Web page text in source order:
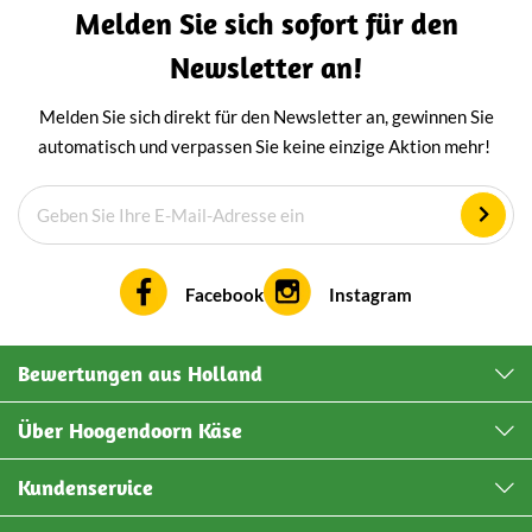
feinen Geschmack zu verleihen.
Melden Sie sich sofort für den
Newsletter an!
Melden Sie sich direkt für den Newsletter an, gewinnen Sie
automatisch und verpassen Sie keine einzige Aktion mehr!
Facebook Instagram
Bewertungen aus Holland
Über Hoogendoorn Käse
Kundenservice